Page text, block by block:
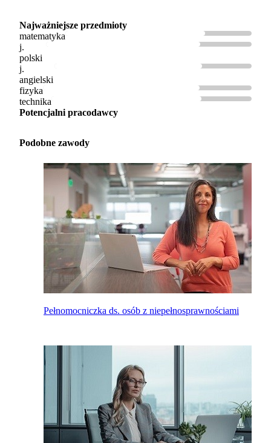
Najważniejsze przedmioty
matematyka
j.
polski
j.
angielski
fizyka
technika
Potencjalni pracodawcy
Podobne zawody
Pełnomocniczka ds. osób z niepełnosprawnościami